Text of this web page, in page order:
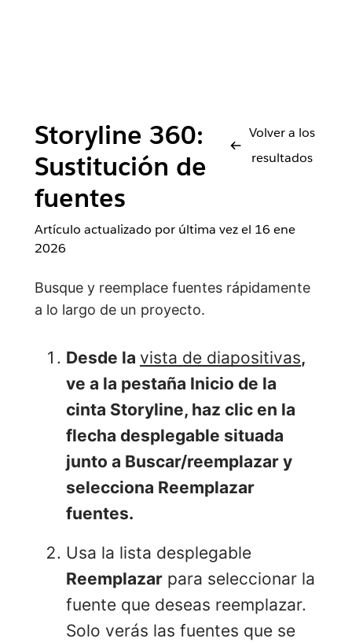
Storyline 360:
Sustitución de
fuentes
Volver a los
resultados
Artículo actualizado por última vez el 16 ene
2026
Busque y reemplace fuentes rápidamente
a lo largo de un proyecto.
Desde la vista de diapositivas,
ve a la pestaña Inicio de la
cinta Storyline, haz clic en la
flecha desplegable situada
junto a Buscar/reemplazar y
selecciona Reemplazar
fuentes.
Usa la lista desplegable
Reemplazar para seleccionar la
fuente que deseas reemplazar.
Solo verás las fuentes que se